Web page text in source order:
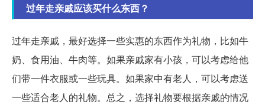
过年走亲戚应该买什么东西？
过年走亲戚，最好选择一些实惠的东西作为礼物，比如牛
奶、食用油、牛肉等。如果亲戚家有小孩，可以考虑给他
们带一件衣服或一些玩具。如果家中有老人，可以考虑送
一些适合老人的礼物。总之，选择礼物要根据亲戚的情况